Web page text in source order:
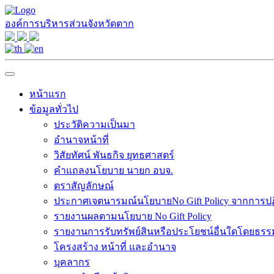
องค์การบริหารส่วนจังหวัดตาก
หน้าแรก
ข้อมูลทั่วไป
ประวัติความเป็นมา
อำนาจหน้าที่
วิสัยทัศน์ พันธกิจ ยุทธศาสตร์
คำแถลงนโยบาย นายก อบจ.
ตราสัญลักษณ์
ประกาศเจตนารมณ์นโยบายNo Gift Policy จากการ
รายงานผลตามนโยบาย No Gift Policy
รายงานการรับทรัพย์สินหรือประโยชน์อื่นใดโดยธรร
โครงสร้าง หน้าที่ และอำนาจ
บุคลากร